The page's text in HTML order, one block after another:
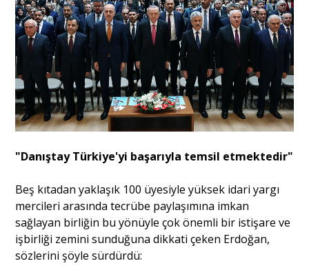
"Danıştay Türkiye'yi başarıyla temsil etmektedir"
Beş kıtadan yaklaşık 100 üyesiyle yüksek idari yargı
mercileri arasında tecrübe paylaşımına imkan
sağlayan birliğin bu yönüyle çok önemli bir istişare ve
işbirliği zemini sunduğuna dikkati çeken Erdoğan,
sözlerini şöyle sürdürdü: